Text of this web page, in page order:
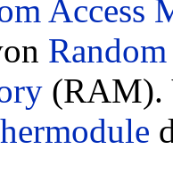
Access
(RAM).